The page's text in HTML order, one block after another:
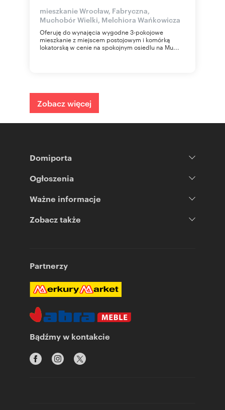
mieszkanie Wrocław, Fabryczna,
Muchobór Wielki, Melchiora Wańkowicza
Oferuję do wynajęcia wygodne 3-pokojowe
mieszkanie z miejscem postojowym i komórką
lokatorską w cenie na spokojnym osiedlu na Mu...
Zobacz więcej
Domiporta
Ogłoszenia
Ważne informacje
Zobacz także
Partnerzy
Bądźmy w kontakcie